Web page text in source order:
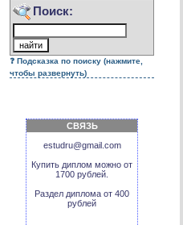
Поиск:
Подсказка по поиску (нажмите,
чтобы развернуть)
СВЯЗЬ
estudru@gmail.com
Купить диплом можно от
1700 рублей.
Раздел диплома от 400
рублей